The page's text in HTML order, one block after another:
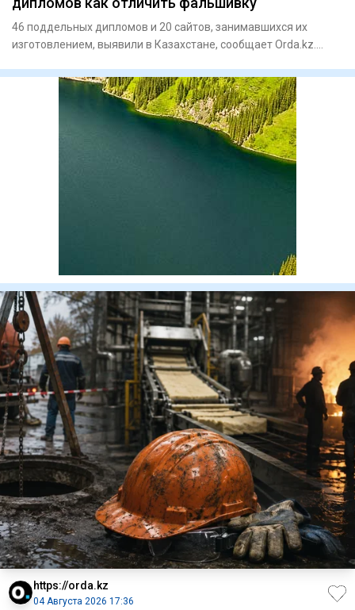
46 поддельных дипломов и 20 сайтов, занимавшихся их
изготовлением, выявили в Казахстане, сообщает Orda.kz.
https://orda.kz
04 Августа 2026 17:36